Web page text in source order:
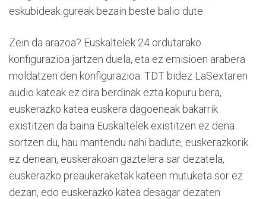
eskubideak gureak bezain beste balio dute.
Zein da arazoa? Euskaltelek 24 ordutarako
konfigurazioa jartzen duela, eta ez emisioen arabera
moldatzen den konfigurazioa. TDT bidez LaSextaren
audio kateak ez dira berdinak ezta kopuru bera,
euskerazko katea euskera dagoeneak bakarrik
existitzen da baina Euskaltelek existitzen ez dena
sortzen du, hau mantendu nahi badute, euskerazkorik
ez denean, euskerakoan gaztelera sar dezatela,
euskerazko preaukeraketak kateen mutuketa sor ez
dezan, edo euskerazko katea desagar dezaten